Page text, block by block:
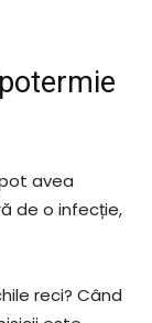
avea
de o infecție,
reci? Când